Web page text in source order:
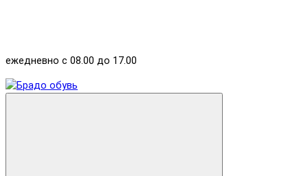
ежедневно с 08.00 до 17.00